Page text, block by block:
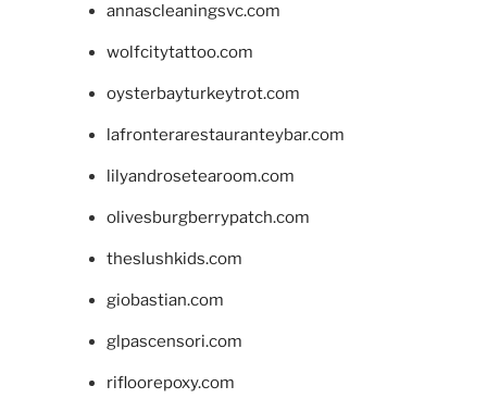
annascleaningsvc.com
wolfcitytattoo.com
oysterbayturkeytrot.com
lafronterarestauranteybar.com
lilyandrosetearoom.com
olivesburgberrypatch.com
theslushkids.com
giobastian.com
glpascensori.com
rifloorepoxy.com